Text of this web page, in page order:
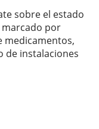
sobre el estado
marcado por
medicamentos,
de instalaciones